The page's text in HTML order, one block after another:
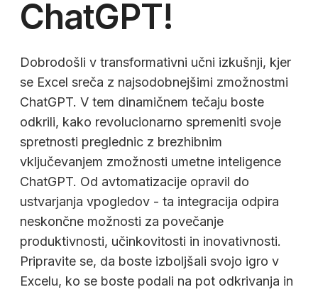
ChatGPT!
Dobrodošli v transformativni učni izkušnji, kjer
se Excel sreča z najsodobnejšimi zmožnostmi
ChatGPT. V tem dinamičnem tečaju boste
odkrili, kako revolucionarno spremeniti svoje
spretnosti preglednic z brezhibnim
vključevanjem zmožnosti umetne inteligence
ChatGPT. Od avtomatizacije opravil do
ustvarjanja vpogledov - ta integracija odpira
neskončne možnosti za povečanje
produktivnosti, učinkovitosti in inovativnosti.
Pripravite se, da boste izboljšali svojo igro v
Excelu, ko se boste podali na pot odkrivanja in